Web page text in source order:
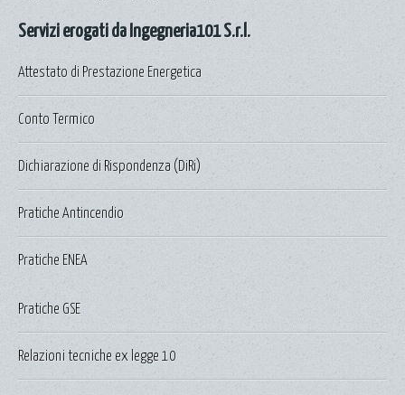
Servizi erogati da Ingegneria101 S.r.l.
Attestato di Prestazione Energetica
Conto Termico
Dichiarazione di Rispondenza (DiRi)
Pratiche Antincendio
Pratiche ENEA
Pratiche GSE
Relazioni tecniche ex legge 10